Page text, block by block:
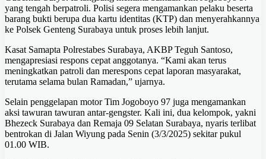
yang tengah berpatroli. Polisi segera mengamankan pelaku beserta
barang bukti berupa dua kartu identitas (KTP) dan menyerahkannya
ke Polsek Genteng Surabaya untuk proses lebih lanjut.
Kasat Samapta Polrestabes Surabaya, AKBP Teguh Santoso,
mengapresiasi respons cepat anggotanya. “Kami akan terus
meningkatkan patroli dan merespons cepat laporan masyarakat,
terutama selama bulan Ramadan,” ujarnya.
Selain penggelapan motor Tim Jogoboyo 97 juga mengamankan
aksi tawuran tawuran antar-gengster. Kali ini, dua kelompok, yakni
Bhezeck Surabaya dan Remaja 09 Selatan Surabaya, nyaris terlibat
bentrokan di Jalan Wiyung pada Senin (3/3/2025) sekitar pukul
01.00 WIB.